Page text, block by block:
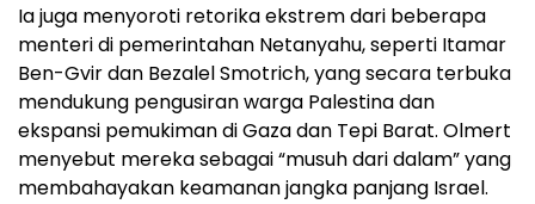
Ia juga menyoroti retorika ekstrem dari beberapa
menteri di pemerintahan Netanyahu, seperti Itamar
Ben-Gvir dan Bezalel Smotrich, yang secara terbuka
mendukung pengusiran warga Palestina dan
ekspansi pemukiman di Gaza dan Tepi Barat. Olmert
menyebut mereka sebagai “musuh dari dalam” yang
membahayakan keamanan jangka panjang Israel.